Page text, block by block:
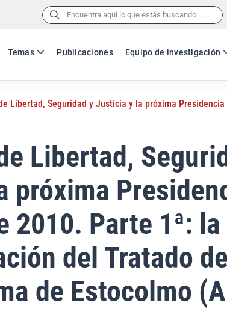
Buscar:
Temas Publicaciones Equipo de investigación
Libertad, Seguridad y Justicia y la próxima
Libertad,
próxima
2010. Parte 1ª: la
del Tratado
de Estocolmo